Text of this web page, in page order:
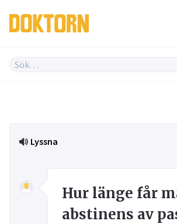
Lyssna
Hur länge får
abstinens av